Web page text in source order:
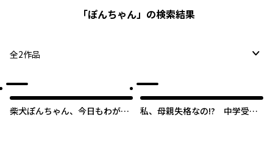
「ぽんちゃん」の検索結果
全2作品
柴犬ぽんちゃん、今日もわが道
私、母親失格なの!? 中学受験